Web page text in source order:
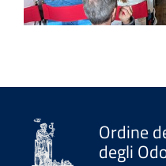
Ordine
degli